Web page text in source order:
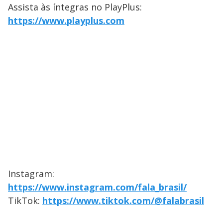
Assista às íntegras no PlayPlus:
https://www.playplus.com
Instagram:
https://www.instagram.com/fala_brasil/
TikTok: https://www.tiktok.com/@falabrasil